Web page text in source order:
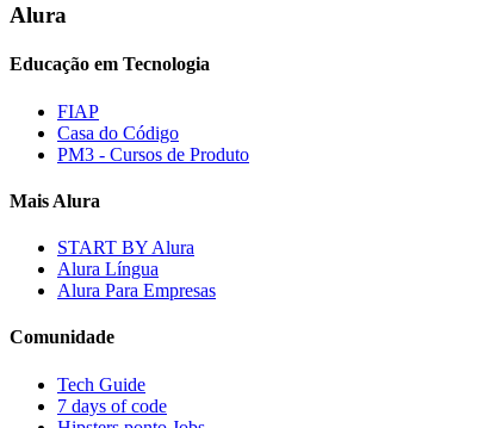
Alura
Educação em Tecnologia
FIAP
Casa do Código
PM3 - Cursos de Produto
Mais Alura
START BY Alura
Alura Língua
Alura Para Empresas
Comunidade
Tech Guide
7 days of code